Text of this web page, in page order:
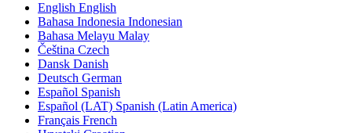
English English
Bahasa Indonesia Indonesian
Bahasa Melayu Malay
Čeština Czech
Dansk Danish
Deutsch German
Español Spanish
Español (LAT) Spanish (Latin America)
Français French